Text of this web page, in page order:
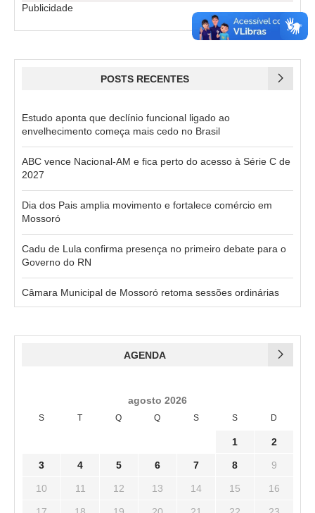
Publicidade
POSTS RECENTES
Estudo aponta que declínio funcional ligado ao
envelhecimento começa mais cedo no Brasil
ABC vence Nacional-AM e fica perto do acesso à Série C de
2027
Dia dos Pais amplia movimento e fortalece comércio em
Mossoró
Cadu de Lula confirma presença no primeiro debate para o
Governo do RN
Câmara Municipal de Mossoró retoma sessões ordinárias
AGENDA
agosto 2026
S T Q Q S S D
1 2
3 4 5 6 7 8 9
10 11 12 13 14 15 16